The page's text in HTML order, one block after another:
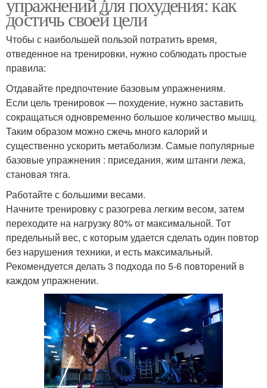
достичь своей цели
Чтобы с наибольшей пользой потратить время,
отведенное на тренировки, нужно соблюдать простые
правила:
Отдавайте предпочтение базовым упражнениям.
Если цель тренировок — похудение, нужно заставить
сокращаться одновременно большое количество мышц.
Таким образом можно сжечь много калорий и
существенно ускорить метаболизм. Самые популярные
базовые упражнения : приседания, жим штанги лежа,
становая тяга.
Работайте с большими весами.
Начните тренировку с разогрева легким весом, затем
переходите на нагрузку 80% от максимальной. Тот
предельный вес, с которым удается сделать один повтор
без нарушения техники, и есть максимальный.
Рекомендуется делать 3 подхода по 5-6 повторений в
каждом упражнении.